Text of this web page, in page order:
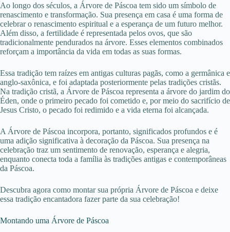
Ao longo dos séculos, a Árvore de Páscoa tem sido um símbolo de
renascimento e transformação. Sua presença em casa é uma forma de
celebrar o renascimento espiritual e a esperança de um futuro melhor.
Além disso, a fertilidade é representada pelos ovos, que são
tradicionalmente pendurados na árvore. Esses elementos combinados
reforçam a importância da vida em todas as suas formas.
Essa tradição tem raízes em antigas culturas pagãs, como a germânica e
anglo-saxônica, e foi adaptada posteriormente pelas tradições cristãs.
Na tradição cristã, a Árvore de Páscoa representa a árvore do jardim do
Éden, onde o primeiro pecado foi cometido e, por meio do sacrifício de
Jesus Cristo, o pecado foi redimido e a vida eterna foi alcançada.
A Árvore de Páscoa incorpora, portanto, significados profundos e é
uma adição significativa à decoração da Páscoa. Sua presença na
celebração traz um sentimento de renovação, esperança e alegria,
enquanto conecta toda a família às tradições antigas e contemporâneas
da Páscoa.
Descubra agora como montar sua própria Árvore de Páscoa e deixe
essa tradição encantadora fazer parte da sua celebração!
Montando uma Árvore de Páscoa